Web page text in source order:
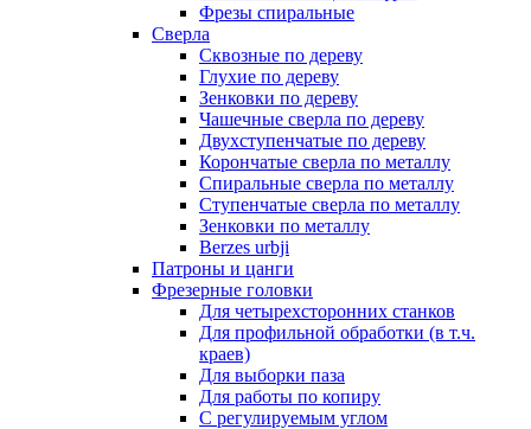
Фрезы спиральные
Сверла
Сквозные по дереву
Глухие по дереву
Зенковки по дереву
Чашечные сверла по дереву
Двухступенчатые по дереву
Корончатые сверла по металлу
Спиральные сверла по металлу
Ступенчатые сверла по металлу
Зенковки по металлу
Berzes urbji
Патроны и цанги
Фрезерные головки
Для четырехсторонних станков
Для профильной обработки (в т.ч.
краев)
Для выборки паза
Для работы по копиру
С регулируемым углом